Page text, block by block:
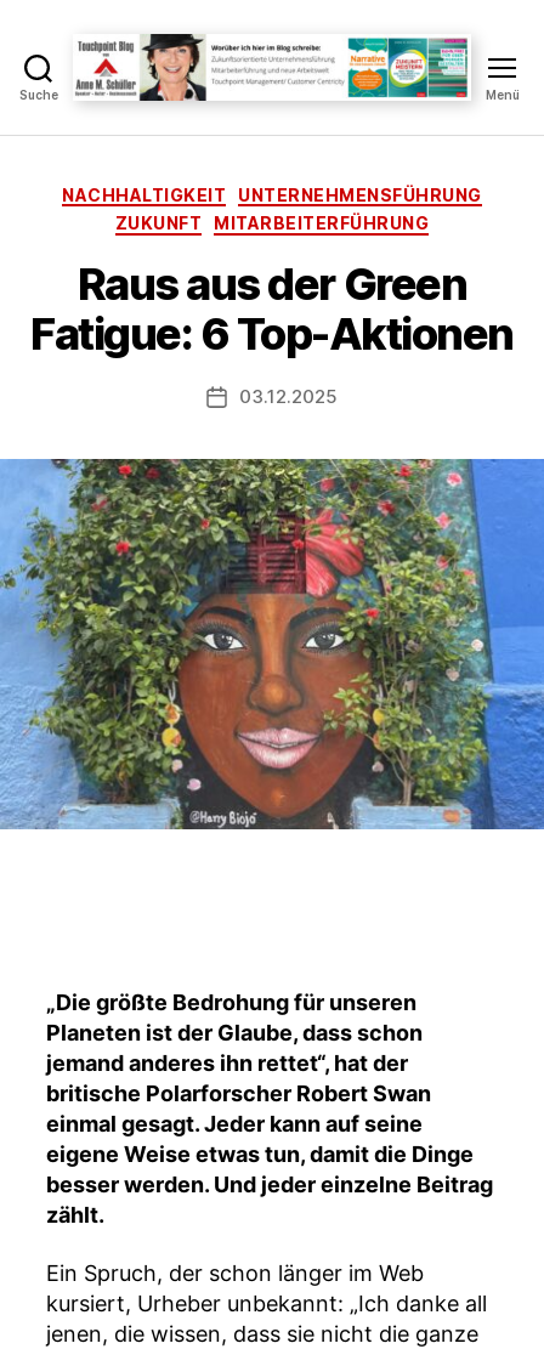
Suche
Touchpoint
Blog
M.
Schüller
Menü
Kategorien
NACHHALTIGKEIT
UNTERNEHMENSFÜHRUNG
ZUKUNFT
MITARBEITERFÜHRUNG
Raus aus der Green
Fatigue: 6 Top-Aktionen
Beitragsautor
V
o
A
n
S
ü
ll
e
r
Veröffentlichungsdatum
03.12.2025
„Die größte Bedrohung für unseren
Planeten ist der Glaube, dass schon
jemand anderes ihn rettet“, hat der
britische Polarforscher Robert Swan
einmal gesagt. Jeder kann auf seine
eigene Weise etwas tun, damit die Dinge
besser werden. Und jeder einzelne Beitrag
zählt.
Ein Spruch, der schon länger im Web
kursiert, Urheber unbekannt: „Ich danke all
jenen, die wissen, dass sie nicht die ganze